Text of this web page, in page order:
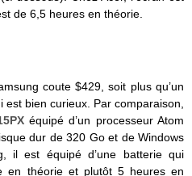
de 6,5 heures en théorie.
coute $429, soit plus qu’un
est bien curieux. Par comparaison,
équipé d’un processeur Atom
dur de 320 Go et de Windows
il est équipé d’une batterie qui
en théorie et plutôt 5 heures en